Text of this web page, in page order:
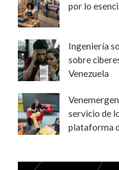
por lo
Ingeniería
sobre
Venezuela
servicio de
plataforma